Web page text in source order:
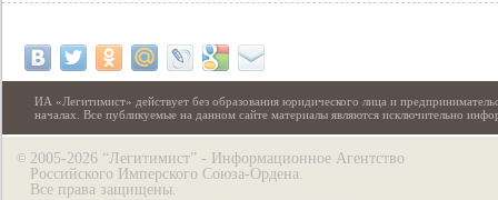
ИА «Легитимист» действует без образования юридического лица и
началах. Все публикуемые на данном сайте материалы являются исключительно
© 2005-2026 “Легитимист” - Информационное Агентство
Российского Имперского Союза-Ордена.
Все права защищены.